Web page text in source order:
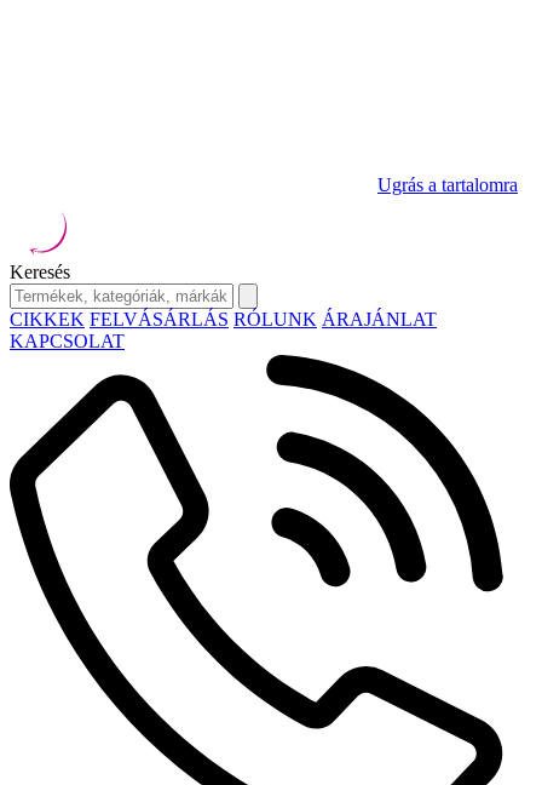
Ugrás a tartalomra
Keresés
CIKKEK FELVÁSÁRLÁS RÓLUNK ÁRAJÁNLAT
KAPCSOLAT